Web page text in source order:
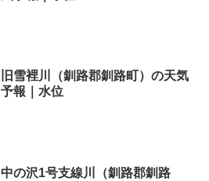
旧雪裡川（釧路郡釧路町）の天気
予報｜水位
中の沢1号支線川（釧路郡釧路